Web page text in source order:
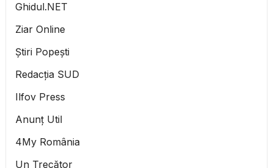
Ghidul.NET
Ziar Online
Știri Popești
Redacția SUD
Ilfov Press
Anunț Util
4My România
Un Trecător